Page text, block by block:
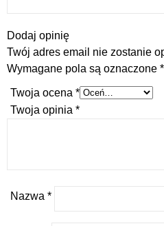
Dodaj opinię
Twój adres email nie zostanie
Wymagane pola są oznaczone *
Twoja ocena *
Twoja opinia *
Nazwa *